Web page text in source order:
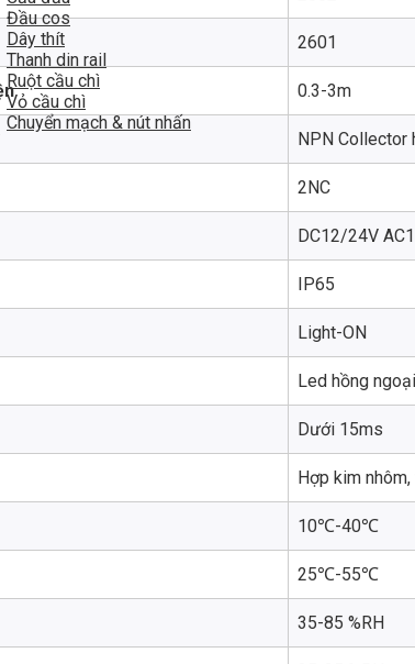
Đầu cos
Dây thít
Thanh din rail
Ruột cầu chì
Vỏ cầu chì
Chuyển mạch & nút nhấn
2601
0.3-3m
NPN Collector
2NC
DC12/24V
IP65
Light-ON
Led hồng ngoại
Dưới 15ms
Hợp kim
10℃-40℃
25℃-55℃
35-85 %RH